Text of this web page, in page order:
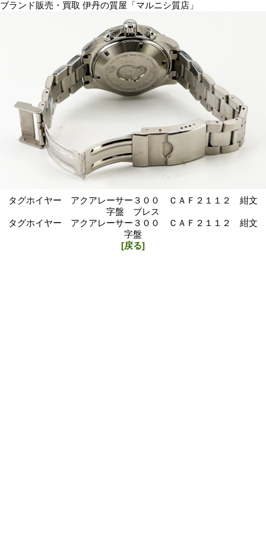
ブランド販売・買取 伊丹の質屋「マルニシ質店」
タグホイヤー アクアレーサー３００ ＣＡＦ２１１２ 紺文
字盤 ブレス
タグホイヤー アクアレーサー３００ ＣＡＦ２１１２ 紺文
字盤
[戻る]